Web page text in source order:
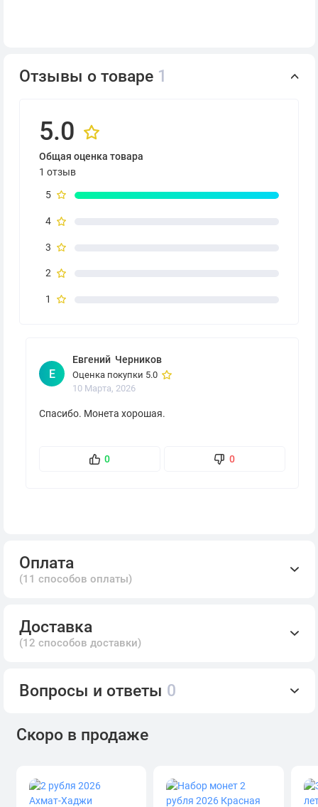
Отзывы о товаре 1
5.0
Общая оценка товара
1 отзыв
5
4
3
2
1
Е
Евгений Черников
Оценка покупки 5.0
10 Марта, 2026
Спасибо. Монета хорошая.
0 0
Оплата
(11 способов оплаты)
Доставка
(12 способов доставки)
Вопросы и ответы 0
Скоро в продаже